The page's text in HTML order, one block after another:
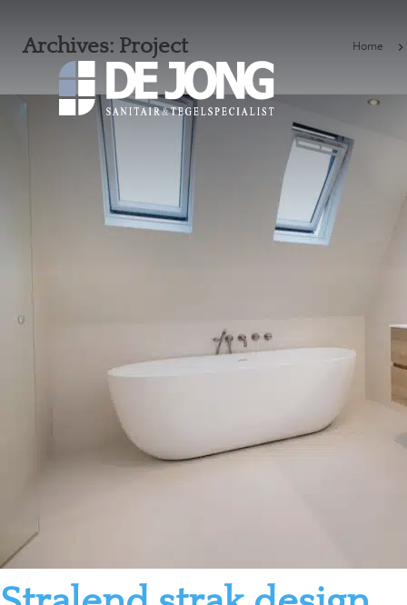
Archives: Project Home